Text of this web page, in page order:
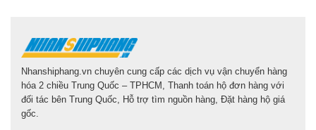
Nhanshiphang.vn chuyên cung cấp các dịch vụ vận chuyển hàng
hóa 2 chiều Trung Quốc – TPHCM, Thanh toán hộ đơn hàng với
đối tác bên Trung Quốc, Hỗ trợ tìm nguồn hàng, Đặt hàng hộ giá
gốc.